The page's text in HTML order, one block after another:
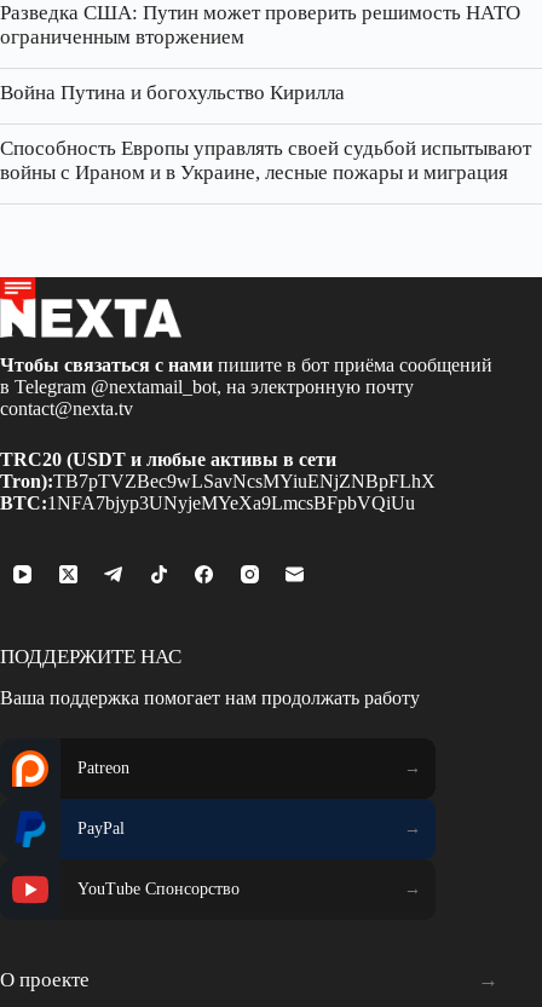
Разведка США: Путин может проверить решимость НАТО
ограниченным вторжением
Война Путина и богохульство Кирилла
Способность Европы управлять своей судьбой испытывают
войны с Ираном и в Украине, лесные пожары и миграция
Чтобы связаться с нами пишите в бот приёма сообщений
в Telegram @nextamail_bot, на электронную почту
contact@nexta.tv
TRC20 (USDT и любые активы в сети
Tron):TB7pTVZBec9wLSavNcsMYiuENjZNBpFLhX
BTC:1NFA7bjyp3UNyjeMYeXa9LmcsBFpbVQiUu
ПОДДЕРЖИТЕ НАС
Ваша поддержка помогает нам продолжать работу
Patreon
PayPal
YouTube Спонсорство
О проекте